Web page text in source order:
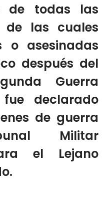
de todas las
de las cuales
o asesinadas
después del
Guerra
declarado
de guerra
Militar
el Lejano